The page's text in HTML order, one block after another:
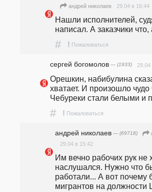
андpeй николаев 29.04 в 16:44
Нашли исполнителей,
написал. А заказчики
# ! Пожаловаться
сергей богомолов — (1933) 29.04
Орешкин, набибулина
хватает. И произошло
Чебуреки стали белыми и
# ! Пожаловаться
андpeй николаев — (69718)
29.04 в 15:42
Им вечно рабочих рук не
наслушался. Нужно что
работали... А вот почему
мигрантов на